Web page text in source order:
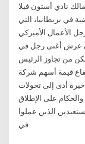
نادي أستون فيلا
في بريطانيا، التي
الأعمال الأميركي
عرش أغنى رجل في
بعد أن تمكن من تجاوز الرئيس
قيمة أسهم شركة
أدى إلى تحولات
على الإطلاق
الذين عملوا
في